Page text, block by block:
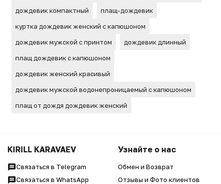
дождевик компактный
плащ-дождевик
куртка дождевик женский с капюшоном
дождевик мужской с принтом
дождевик длинный
плащ дождевик с капюшоном
дождевик женский красивый
дождевик мужской водонепроницаемый с капюшоном
плащ от дождя дождевик женский
KIRILL KARAVAEV
Связаться в Telegram
Связаться в WhatsApp
Узнайте о нас
Обмен и Возврат
Отзывы и Фото клиентов